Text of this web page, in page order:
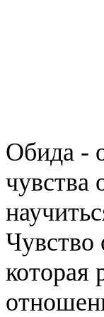
Обида -
чувства
Чувство
которая